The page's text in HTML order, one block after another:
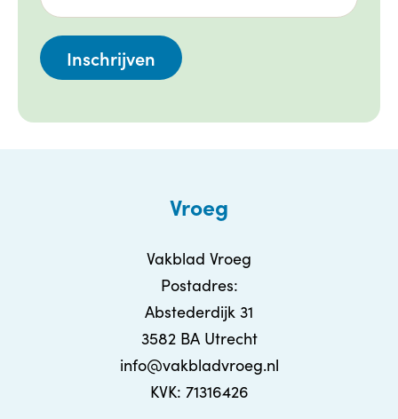
Vroeg
Vakblad Vroeg
Postadres:
Abstederdijk 31
3582 BA Utrecht
info@vakbladvroeg.nl
KVK: 71316426